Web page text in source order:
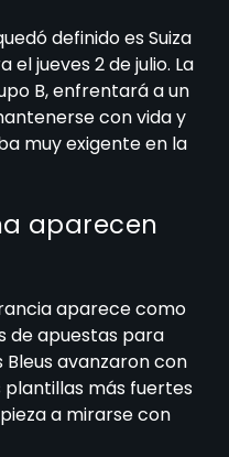
definido es Suiza
jueves 2 de julio. La
B, enfrentará a un
con vida y
muy exigente en la
aparecen
aparece como
de apuestas para
Bleus avanzaron con
plantillas más fuertes
a mirarse con